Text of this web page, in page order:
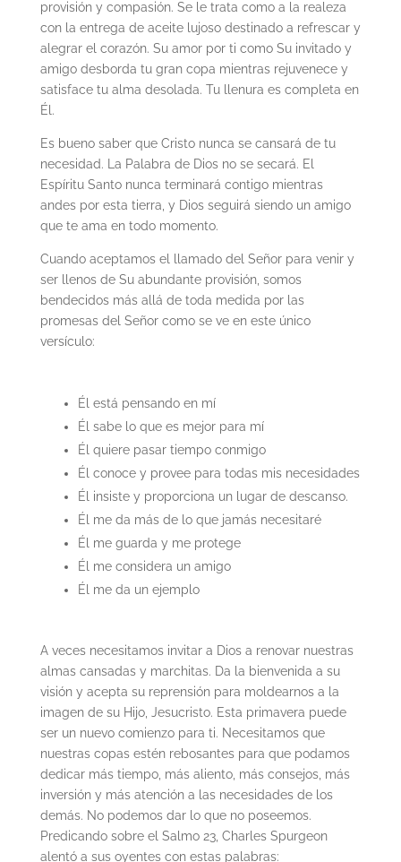
provisión y compasión. Se le trata como a la realeza
con la entrega de aceite lujoso destinado a refrescar y
alegrar el corazón. Su amor por ti como Su invitado y
amigo desborda tu gran copa mientras rejuvenece y
satisface tu alma desolada. Tu llenura es completa en
Él.
Es bueno saber que Cristo nunca se cansará de tu
necesidad. La Palabra de Dios no se secará. El
Espíritu Santo nunca terminará contigo mientras
andes por esta tierra, y Dios seguirá siendo un amigo
que te ama en todo momento.
Cuando aceptamos el llamado del Señor para venir y
ser llenos de Su abundante provisión, somos
bendecidos más allá de toda medida por las
promesas del Señor como se ve en este único
versículo:
Él está pensando en mí
Él sabe lo que es mejor para mí
Él quiere pasar tiempo conmigo
Él conoce y provee para todas mis necesidades
Él insiste y proporciona un lugar de descanso.
Él me da más de lo que jamás necesitaré
Él me guarda y me protege
Él me considera un amigo
Él me da un ejemplo
A veces necesitamos invitar a Dios a renovar nuestras
almas cansadas y marchitas. Da la bienvenida a su
visión y acepta su reprensión para moldearnos a la
imagen de su Hijo, Jesucristo. Esta primavera puede
ser un nuevo comienzo para ti. Necesitamos que
nuestras copas estén rebosantes para que podamos
dedicar más tiempo, más aliento, más consejos, más
inversión y más atención a las necesidades de los
demás. No podemos dar lo que no poseemos.
Predicando sobre el Salmo 23, Charles Spurgeon
alentó a sus oyentes con estas palabras: